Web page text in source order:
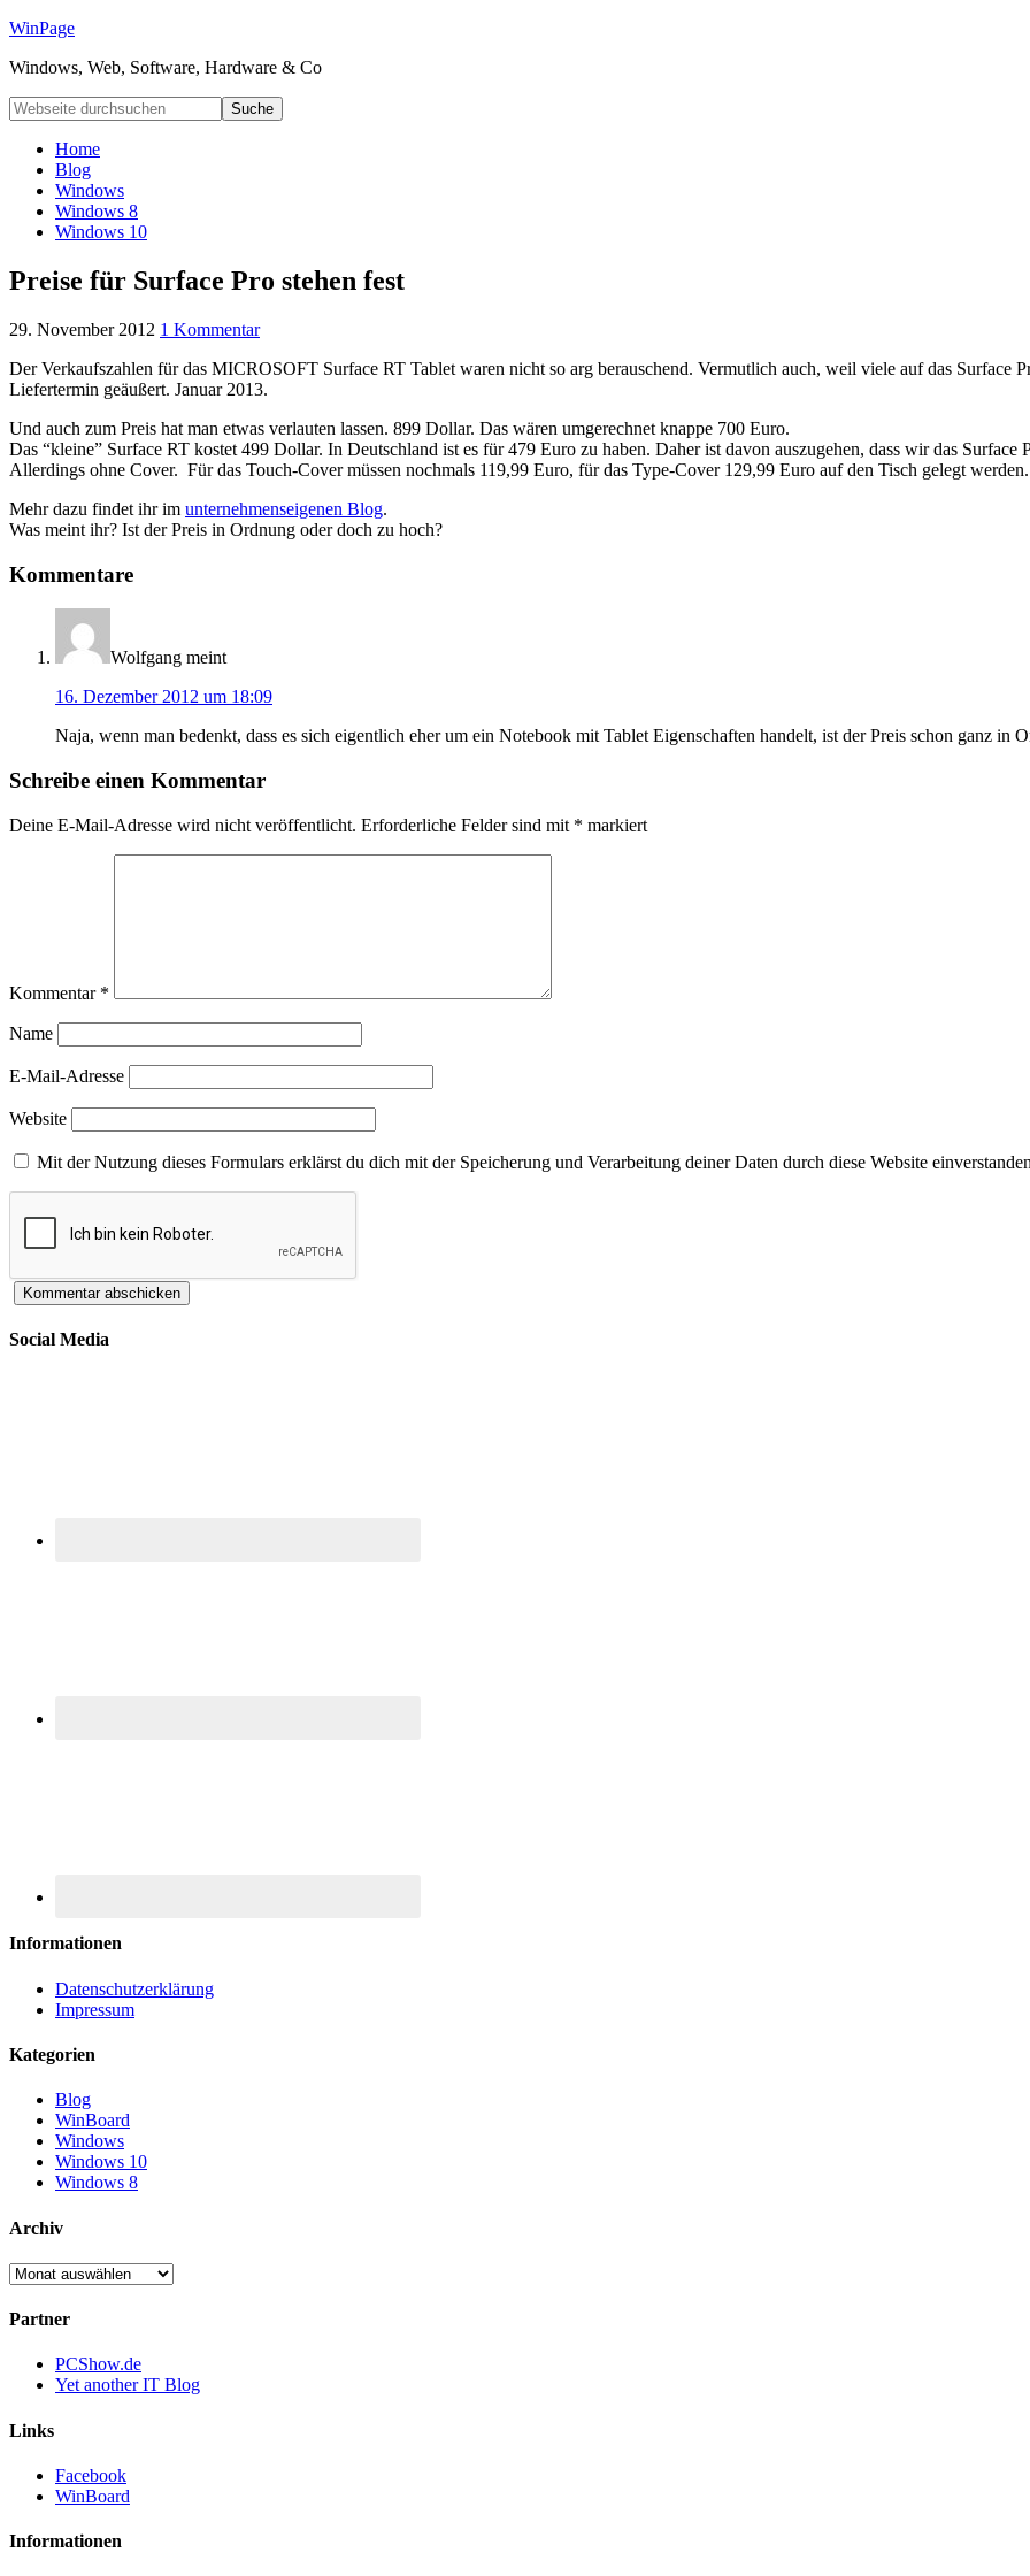
WinPage
Windows, Web, Software, Hardware & Co
Home
Blog
Windows
Windows 8
Windows 10
Preise für Surface Pro stehen fest
29. November 2012 1 Kommentar
Der Verkaufszahlen für das MICROSOFT Surface RT Tablet waren nicht so arg berauschend. Vermutlich auch, weil viele auf das
Liefertermin geäußert. Januar 2013.
Und auch zum Preis hat man etwas verlauten lassen. 899 Dollar. Das wären umgerechnet knappe 700 Euro.
Das “kleine” Surface RT kostet 499 Dollar. In Deutschland ist es für 479 Euro zu haben. Daher ist davon auszugehen, dass wir das
Allerdings ohne Cover. Für das Touch-Cover müssen nochmals 119,99 Euro, für das Type-Cover 129,99 Euro auf den Tisch gelegt werden.
Mehr dazu findet ihr im unternehmenseigenen Blog.
Was meint ihr? Ist der Preis in Ordnung oder doch zu hoch?
Kommentare
Wolfgang meint
16. Dezember 2012 um 18:09
Naja, wenn man bedenkt, dass es sich eigentlich eher um ein Notebook mit Tablet Eigenschaften handelt, ist der Preis schon ganz in
Schreibe einen Kommentar
Deine E-Mail-Adresse wird nicht veröffentlicht. Erforderliche Felder sind mit * markiert
Kommentar *
Name
E-Mail-Adresse
Website
Mit der Nutzung dieses Formulars erklärst du dich mit der Speicherung und Verarbeitung deiner Daten durch diese Website
Social Media
Informationen
Datenschutzerklärung
Impressum
Kategorien
Blog
WinBoard
Windows
Windows 10
Windows 8
Archiv
Archiv
Partner
PCShow.de
Yet another IT Blog
Links
Facebook
WinBoard
Informationen